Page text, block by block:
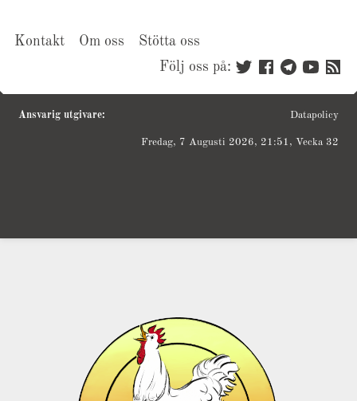
Kontakt Om oss
Stötta oss
Följ oss på:
Ansvarig utgivare: Datapolicy
Fredag, 7 Augusti 2026, 21:51, Vecka 32